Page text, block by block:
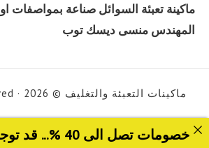
ماكينة تعبئة السوائل صناعة بمواصفات
المهندس منسى ديسك توب
ماكينات التعبئة والتغليف © 2026 · All rights reserved
خصومات تصل الى